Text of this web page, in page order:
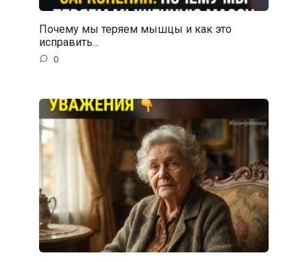
Почему мы теряем мышцы и как это
исправить…
0